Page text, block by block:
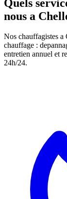
Quels
nous a
Nos chauffagistes a
chauffage :
entretien annuel et
24h/24.